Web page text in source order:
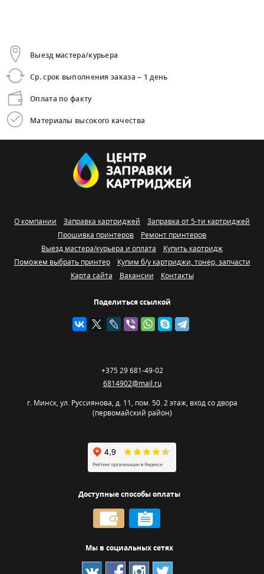
Выезд мастера/курьера
Ср. срок выполнения заказа – 1 день
Оплата по факту
Материалы высокого качества
Поделиться ссылкой
О компании Заправка картриджей
Заправка от 5-ти картриджей
Прошивка принтеров
Ремонт принтеров
Выезд мастера/курьера и оплата
Купить картридж
Поможем выбрать принтер
Купим б/у картриджи, тонер, запчасти
Карта сайта
Вакансии Контакты
Доступные способы оплаты
Мы в социальных сетях
+375 29 681-49-02
6814902@mail.ru
г. Минск, ул. Руссиянова, д. 11, пом. 50. 2 этаж, вход со двора
(первомайский район)